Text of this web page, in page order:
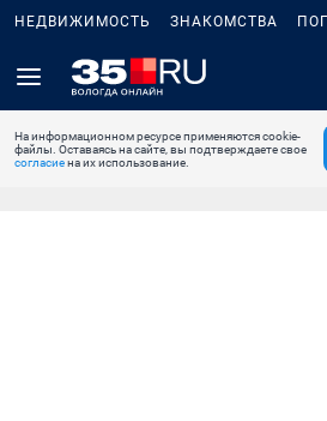
НЕДВИЖИМОСТЬ ЗНАКОМСТВА
На информационном ресурсе применяются cookie-
файлы. Оставаясь на сайте, вы подтверждаете свое
согласиена их использование.